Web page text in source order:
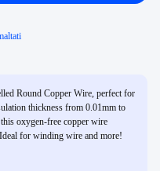
Round Copper Wire, perfect for
thickness from 0.01mm to
oxygen-free copper wire
for winding wire and more!